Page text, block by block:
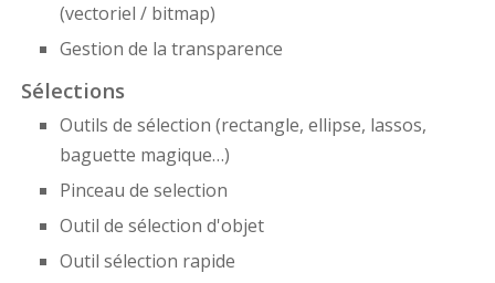
(vectoriel / bitmap)
Gestion de la transparence
Sélections
Outils de sélection (rectangle, ellipse, lassos,
baguette magique…)
Pinceau de selection
Outil de sélection d'objet
Outil sélection rapide